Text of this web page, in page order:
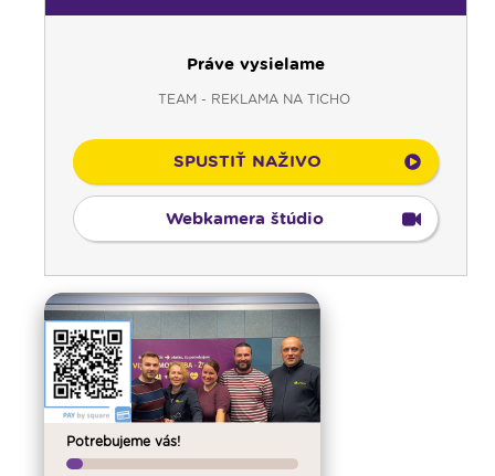
Práve vysielame
TEAM - REKLAMA NA TICHO
SPUSTIŤ NAŽIVO
Webkamera štúdio
Potrebujeme vás!
00:00
Predel do nového dňa
00:01
Vitaj doma, rodina! - repríza
01:00
Karmel - repríza
02:30
Slovo povzbudenia - repríza
03:30
Sonda do života cirkvi; Spoločenský
komentár - reprízy